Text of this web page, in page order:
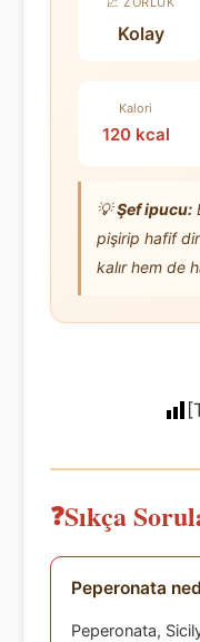
Kolay
Kalori
120 kcal
💡Şef ipucu:
pişirip hafif
kalır hem de
Sıkça
Peperonata
Peperonata,